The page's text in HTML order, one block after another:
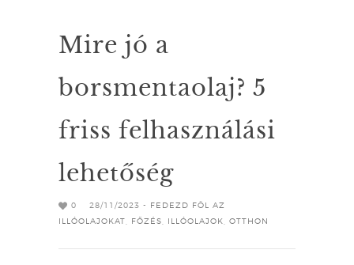
Mire jó a
borsmentaolaj? 5
friss felhasználási
lehetőség
0 28/11/2023 -
FEDEZD FÖL AZ
ILLÓOLAJOKAT
FŐZÉS ILLÓOLAJOK OTTHON